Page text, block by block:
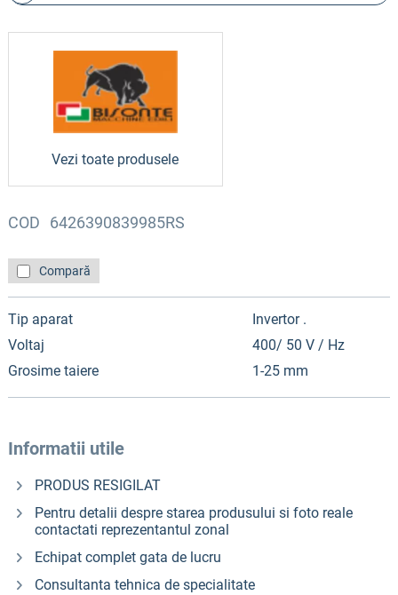
Compară
Tip aparat
Invertor .
Voltaj
400/ 50 V / Hz
Grosime taiere
1-25 mm
Informatii utile
PRODUS RESIGILAT
Pentru detalii despre starea produsului si foto reale
contactati reprezentantul zonal
Echipat complet gata de lucru
Consultanta tehnica de specialitate
COD 6426390839985RS
Vezi toate produsele